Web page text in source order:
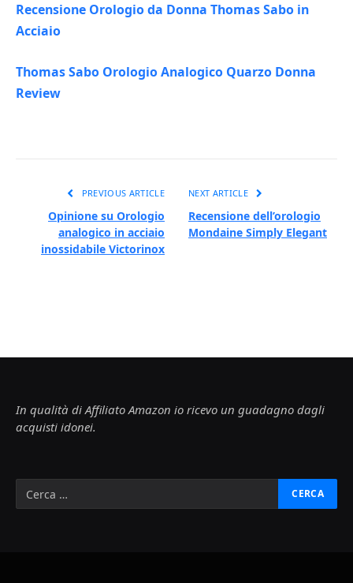
Recensione Orologio da Donna Thomas Sabo in
Acciaio
Thomas Sabo Orologio Analogico Quarzo Donna
Review
PREVIOUS ARTICLE
Opinione su Orologio
analogico in acciaio
inossidabile Victorinox
NEXT ARTICLE
Recensione dell’orologio
Mondaine Simply Elegant
In qualità di Affiliato Amazon io ricevo un guadagno dagli
acquisti idonei.